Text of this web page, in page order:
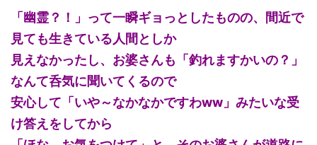
「幽霊？！」って一瞬ギョっとしたものの、間近で
見ても生きている人間としか
見えなかったし、お婆さんも「釣れますかいの？」
なんて呑気に聞いてくるので
安心して「いや～なかなかですわww」みたいな受
け答えをしてから